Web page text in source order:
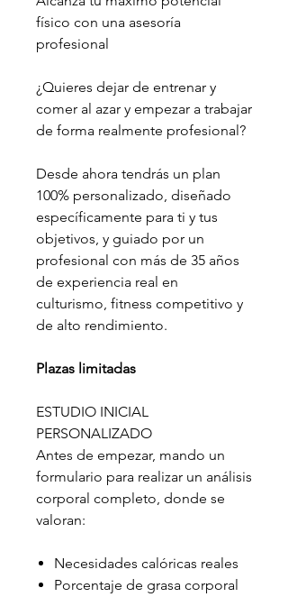
físico con una asesoría
profesional
¿Quieres dejar de entrenar y
comer al azar y empezar a trabajar
de forma realmente profesional?
Desde ahora tendrás un plan
100% personalizado, diseñado
específicamente para ti y tus
objetivos, y guiado por un
profesional con más de 35 años
de experiencia real en
culturismo, fitness competitivo y
de alto rendimiento.
Plazas limitadas
ESTUDIO INICIAL
PERSONALIZADO
Antes de empezar, mando un
formulario para realizar un análisis
corporal completo, donde se
valoran:
Necesidades calóricas reales
Porcentaje de grasa corporal